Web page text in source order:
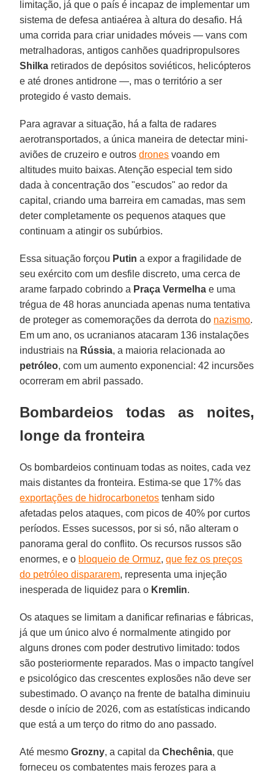
limitação, já que o país é incapaz de implementar um
sistema de defesa antiaérea à altura do desafio. Há
uma corrida para criar unidades móveis — vans com
metralhadoras, antigos canhões quadripropulsores
Shilka retirados de depósitos soviéticos, helicópteros
e até drones antidrone —, mas o território a ser
protegido é vasto demais.
Para agravar a situação, há a falta de radares
aerotransportados, a única maneira de detectar mini-
aviões de cruzeiro e outrosdrones voando em
altitudes muito baixas. Atenção especial tem sido
dada à concentração dos "escudos" ao redor da
capital, criando uma barreira em camadas, mas sem
deter completamente os pequenos ataques que
continuam a atingir os subúrbios.
Essa situação forçou Putin a expor a fragilidade de
seu exército com um desfile discreto, uma cerca de
arame farpado cobrindo a Praça Vermelha e uma
trégua de 48 horas anunciada apenas numa tentativa
de proteger as comemorações da derrota do nazismo.
Em um ano, os ucranianos atacaram 136 instalações
industriais na Rússia, a maioria relacionada ao
petróleo, com um aumento exponencial: 42 incursões
ocorreram em abril passado.
Bombardeios todas as noites,
longe da fronteira
Os bombardeios continuam todas as noites, cada vez
mais distantes da fronteira. Estima-se que 17% das
exportações de hidrocarbonetos tenham sido
afetadas pelos ataques, com picos de 40% por curtos
períodos. Esses sucessos, por si só, não alteram o
panorama geral do conflito. Os recursos russos são
enormes, e o bloqueio de Ormuz,que fez os preços
do petróleo dispararem, representa uma injeção
inesperada de liquidez para o Kremlin.
Os ataques se limitam a danificar refinarias e fábricas,
já que um único alvo é normalmente atingido por
alguns drones com poder destrutivo limitado: todos
são posteriormente reparados. Mas o impacto tangível
e psicológico das crescentes explosões não deve ser
subestimado. O avanço na frente de batalha diminuiu
desde o início de 2026, com as estatísticas indicando
que está a um terço do ritmo do ano passado.
Até mesmoGrozny, a capital daChechênia, que
forneceu os combatentes mais ferozes para a